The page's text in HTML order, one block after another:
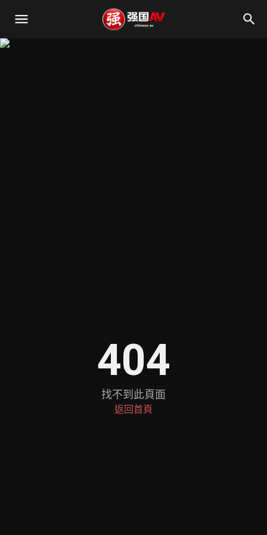
404
找不到此頁面
返回首頁